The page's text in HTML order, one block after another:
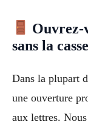
Ouvrez-
sans la
Dans la plupart
une ouverture
aux lettres.